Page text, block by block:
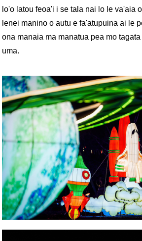
lo'o latou feoa'i i se tala nai lo le va'aia
lenei manino o autu e fa'atupuina ai le
ona manaia ma manatua pea mo
uma.